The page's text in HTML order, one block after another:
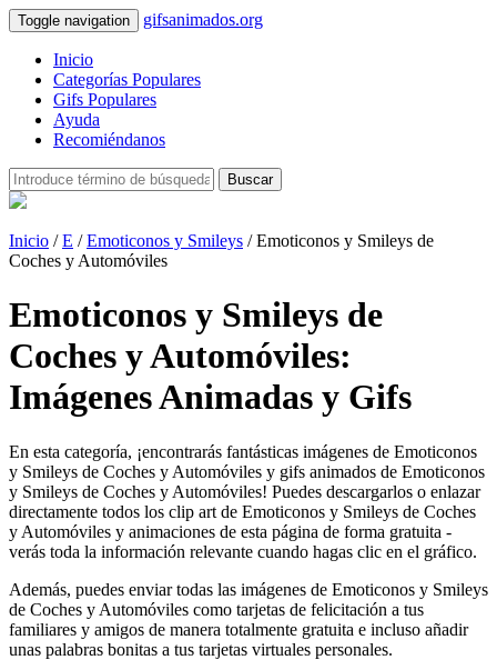
Toggle navigation gifsanimados.org
Inicio
Categorías Populares
Gifs Populares
Ayuda
Recomiéndanos
Buscar
Inicio /E /Emoticonos y Smileys / Emoticonos y Smileys de
Coches y Automóviles
Emoticonos y Smileys de
Coches y Automóviles:
Imágenes Animadas y Gifs
En esta categoría, ¡encontrarás fantásticas imágenes de Emoticonos
y Smileys de Coches y Automóviles y gifs animados de Emoticonos
y Smileys de Coches y Automóviles! Puedes descargarlos o enlazar
directamente todos los clip art de Emoticonos y Smileys de Coches
y Automóviles y animaciones de esta página de forma gratuita -
verás toda la información relevante cuando hagas clic en el gráfico.
Además, puedes enviar todas las imágenes de Emoticonos y Smileys
de Coches y Automóviles como tarjetas de felicitación a tus
familiares y amigos de manera totalmente gratuita e incluso añadir
unas palabras bonitas a tus tarjetas virtuales personales.